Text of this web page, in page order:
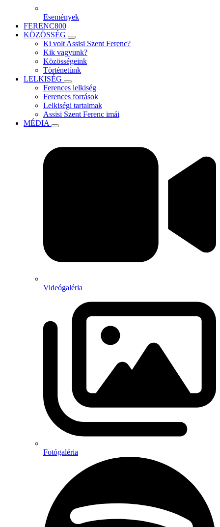
Események
FERENC800
KÖZÖSSÉG
Ki volt Assisi Szent Ferenc?
Kik vagyunk?
Közösségeink
Történetünk
LELKISÉG
Ferences lelkiség
Ferences források
Lelkiségi tartalmak
Assisi Szent Ferenc imái
MÉDIA
Videógaléria
Fotógaléria